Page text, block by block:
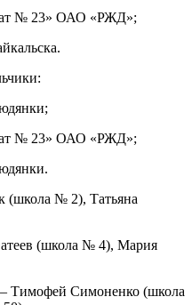
№ 23» ОАО «РЖД»;
№ 23» ОАО «РЖД»;
№ 2), Татьяна
(школа № 4), Мария
Тимофей Симоненко (школа